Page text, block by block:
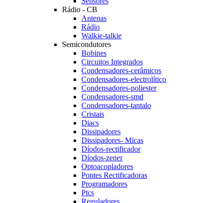
Rádio - CB
Antenas
Rádio
Walkie-talkie
Semicondutores
Bobines
Circuitos Integrados
Condensadores-cerâmicos
Condensadores-electrolítico
Condensadores-poliester
Condensadores-smd
Condensadores-tantalo
Cristais
Diacs
Dissipadores
Dissipadores- Micas
Díodos-rectificador
Díodos-zener
Optoacopladores
Pontes Rectificadoras
Programadores
Ptcs
Reguladores